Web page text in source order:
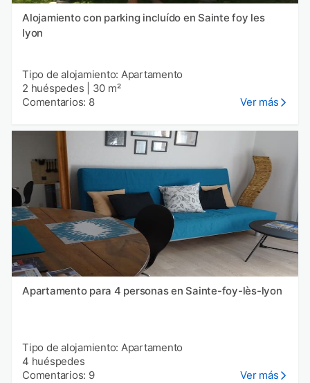
Alojamiento con parking incluído en Sainte foy les
lyon
Tipo de alojamiento: Apartamento
2 huéspedes
30 m²
Comentarios: 8
Ver más
Apartamento para 4 personas en Sainte-foy-lès-lyon
Tipo de alojamiento: Apartamento
4 huéspedes
Comentarios: 9
Ver más